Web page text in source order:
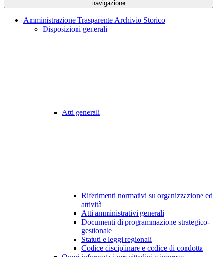
navigazione
Amministrazione Trasparente Archivio Storico
Disposizioni generali
Atti generali
Riferimenti normativi su organizzazione ed
attività
Atti amministrativi generali
Documenti di programmazione strategico-
gestionale
Statuti e leggi regionali
Codice disciplinare e codice di condotta